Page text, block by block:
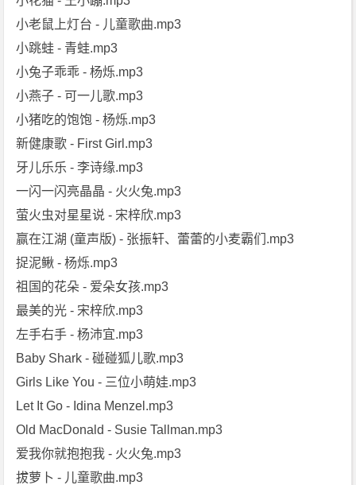
小老鼠上灯台 - 儿童歌曲.mp3
小跳蛙 - 青蛙.mp3
小兔子乖乖 - 杨烁.mp3
小燕子 - 可一儿歌.mp3
小猪吃的饱饱 - 杨烁.mp3
新健康歌 - First Girl.mp3
牙儿乐乐 - 李诗缘.mp3
一闪一闪亮晶晶 - 火火兔.mp3
萤火虫对星星说 - 宋梓欣.mp3
赢在江湖 (童声版) - 张振轩、蕾蕾的小麦霸们.mp3
捉泥鳅 - 杨烁.mp3
祖国的花朵 - 爱朵女孩.mp3
最美的光 - 宋梓欣.mp3
左手右手 - 杨沛宜.mp3
Baby Shark - 碰碰狐儿歌.mp3
Girls Like You - 三位小萌娃.mp3
Let It Go - Idina Menzel.mp3
Old MacDonald - Susie Tallman.mp3
爱我你就抱抱我 - 火火兔.mp3
拔萝卜 - 儿童歌曲.mp3